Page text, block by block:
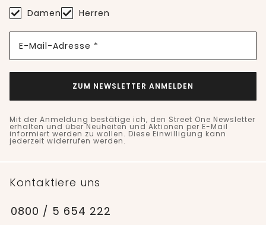
Damen Herren
E-Mail-Adresse *
ZUM NEWSLETTER ANMELDEN
Mit der Anmeldung bestätige ich, den Street One Newsletter
erhalten und über Neuheiten und Aktionen per E-Mail
informiert werden zu wollen. Diese Einwilligung kann
jederzeit widerrufen werden.
Kontaktiere uns
0800 / 5 654 222